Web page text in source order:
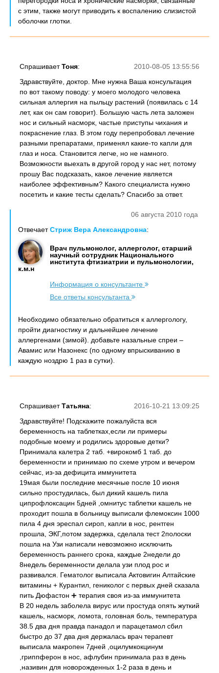
с этим, также могут приводить к воспалению слизистой
оболочки глотки.
2010-08-05 13:55:56
СпрашиваетТоня:
Здравствуйте, доктор. Мне нужна Ваша консультация
по вот такому поводу: у моего молодого человека
сильная аллергия на пыльцу растений (появилась с 14
лет, как он сам говорит). Большую часть лета заложен
нос и сильный насморк, частые приступы чихания и
покраснение глаз. В этом году перепробовал лечение
разными препаратами, применял какие-то капли для
глаз и носа. Становится легче, но не намного.
Возможности выехать в другой город у нас нет, потому
прошу Вас подсказать, какое лечение является
наиболее эффективным? Какого специалиста нужно
посетить и какие тесты сделать? Спасибо за ответ.
06 августа 2010 года
ОтвечаетСтриж Вера Александровна:
Врач пульмонолог, аллерголог, старший
научный сотрудник Национального
института фтизиатрии и пульмонологии,
к.м.н
Информация о консультанте
Все ответы консультанта
Необходимо обязательно обратиться к аллергологу,
пройти диагностику и дальнейшее лечение
аллергенами (зимой). добавьте назальные спреи –
Авамис или Назонекс (по одному впрыскиванию в
каждую ноздрю 1 раз в сутки).
2016-10-21 13:09:25
СпрашиваетТатьяна:
Здравствуйте! Подскажите пожалуйста вся
беременность на таблетках,если ли примеры
подобные моему и родились здоровые детки?
Принимала калетра 2 таб. +вирокомб 1 таб. до
беременности и принимаю по схеме утром и вечером
сейчас, из-за дефицита иммунитета
19мая были последние месячные после 10 июня
сильно простудилась, был дикий кашель пила
ципрофлоксацин 5дней ,омнитус таблетки кашель не
проходит пошла в больницу выписали флемоксин 1000
пила 4 дня эреспал сироп, капли в нос, рентген
прошла, ЭКГ,потом задержка, сделала тест 2полоски
пошла на Узи написали невозможно исключить
беременность раннего срока, каждые 2недели до
8недель беременности делала узи плод рос и
развивался. Гематолог выписала Актовигин Алтайские
витамины + Курантил, гениколог с первых дней сказала
пить Дюфастон ➕ терапия своя из-за иммунитета
В 20 недель заболела вирус или простуда опять жуткий
кашель, насморк, ломота, головная боль, температура
38.5 два дня правда панадол и парацетамол сбил
быстро до 37 два дня держалась врач терапевт
выписала макропен 7дней ,оцилумкокцинум
,гриппферон в нос, афлубин принимала раз в день
,називин для новорожденных 1-2 раза в день и